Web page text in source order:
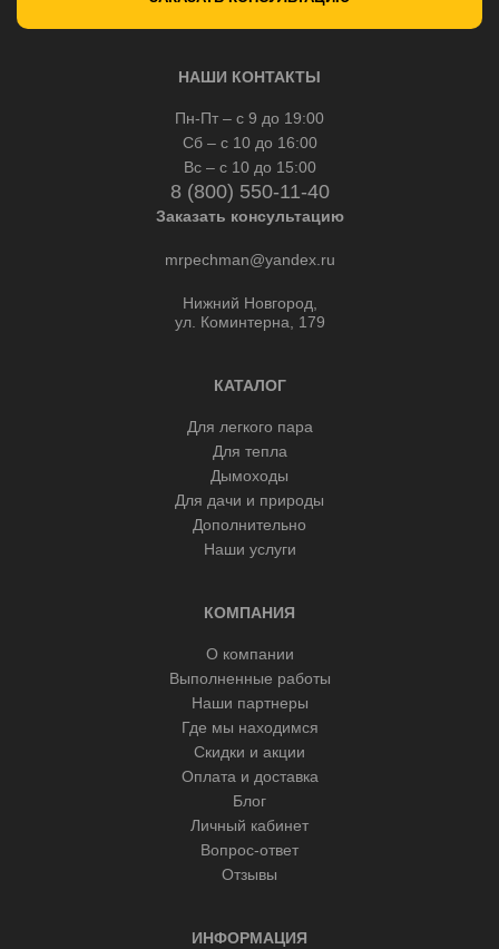
НАШИ КОНТАКТЫ
Пн-Пт – с 9 до 19:00
Сб – с 10 до 16:00
Вс – с 10 до 15:00
8 (800) 550-11-40
Заказать консультацию
mrpechman@yandex.ru
Нижний Новгород,
ул. Коминтерна, 179
КАТАЛОГ
Для легкого пара
Для тепла
Дымоходы
Для дачи и природы
Дополнительно
Наши услуги
КОМПАНИЯ
О компании
Выполненные работы
Наши партнеры
Где мы находимся
Скидки и акции
Оплата и доставка
Блог
Личный кабинет
Вопрос-ответ
Отзывы
ИНФОРМАЦИЯ